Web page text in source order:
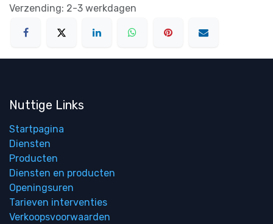
Verzending: 2-3 werkdagen
Nuttige Links
Startpagina
Diensten
Producten
Diensten en producten
Openingsuren
Tarieven interventies
Verkoopsvoorwaarden